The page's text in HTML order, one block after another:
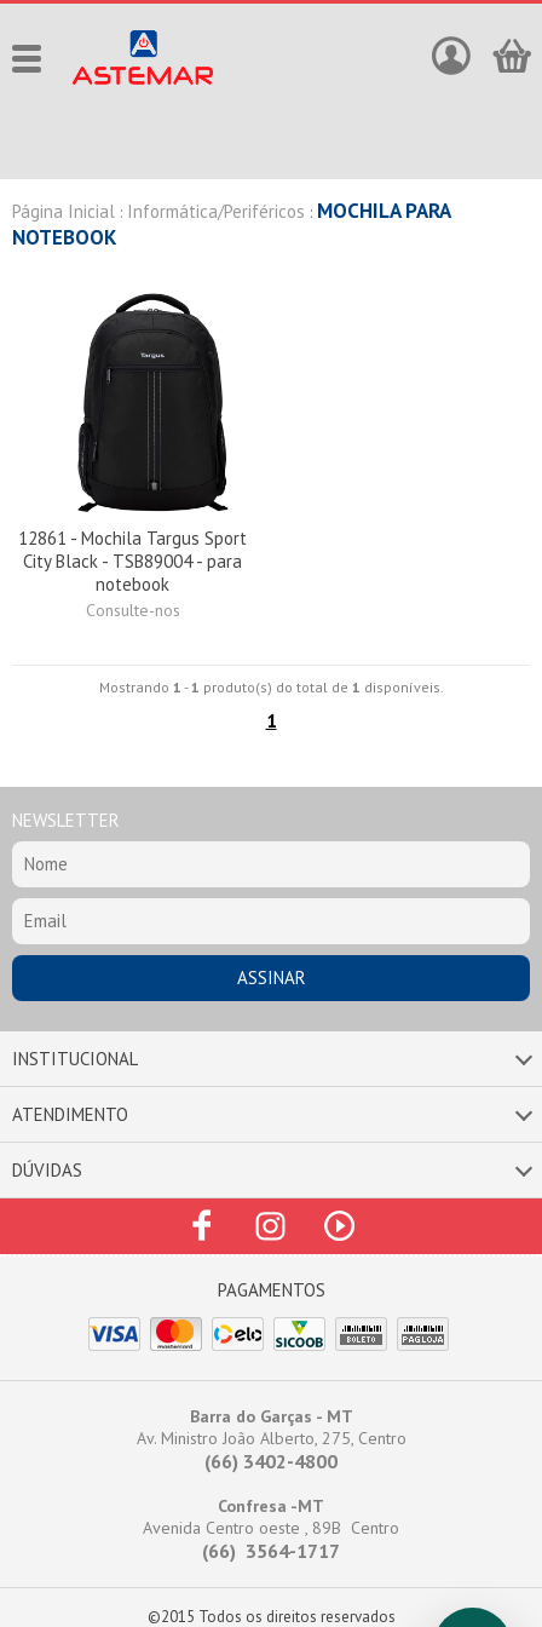
Página Inicial : Informática/Periféricos : MOCHILA PARA
NOTEBOOK
12861 - Mochila Targus Sport
City Black - TSB89004 - para
notebook
Consulte-nos
Mostrando 1 - 1 produto(s) do total de 1 disponíveis.
1
NEWSLETTER
INSTITUCIONAL
ATENDIMENTO
DÚVIDAS
Barra do Garças - MT
Av. Ministro João Alberto, 275, Centro
(66) 3402-4800
Confresa -MT
Avenida Centro oeste , 89B Centro
(66) 3564-1717
©2015 Todos os direitos reservados